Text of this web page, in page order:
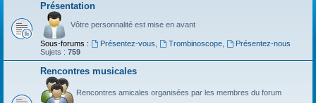
Présentation
Vôtre personnalité est mise en avant
Sous-forums : Présentez-vous Trombinoscope,
Présentez-nous
Sujets : 759
Rencontres musicales
Rencontres amicales organisées par les membres du forum